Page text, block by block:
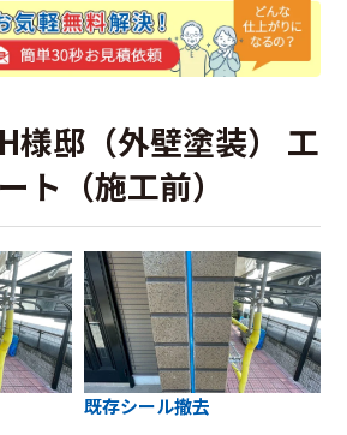
様邸（外壁塗装） 工
ト（施工前）
既存シール撤去